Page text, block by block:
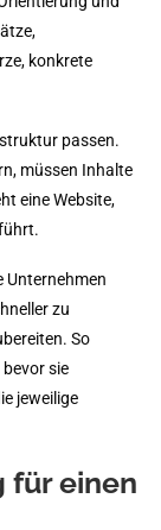
konkrete
passen.
müssen Inhalte
eine Website,
Unternehmen
zu
So
bevor sie
jeweilige
für einen